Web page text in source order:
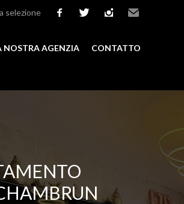
selezione
NOSTRA AGENZIA CONTATTO